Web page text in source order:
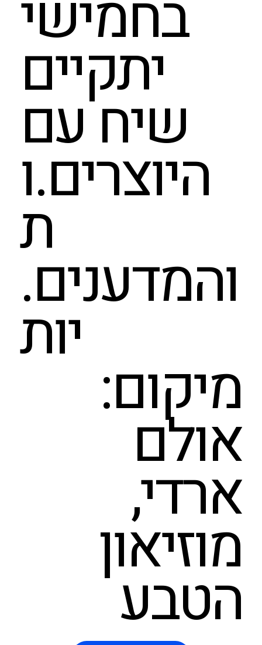
בחמישי
יתקיים
שיח עם
היוצרים.ו
ת
והמדענים.
יות
מיקום:
אולם
ארדי,
מוזיאון
הטבע